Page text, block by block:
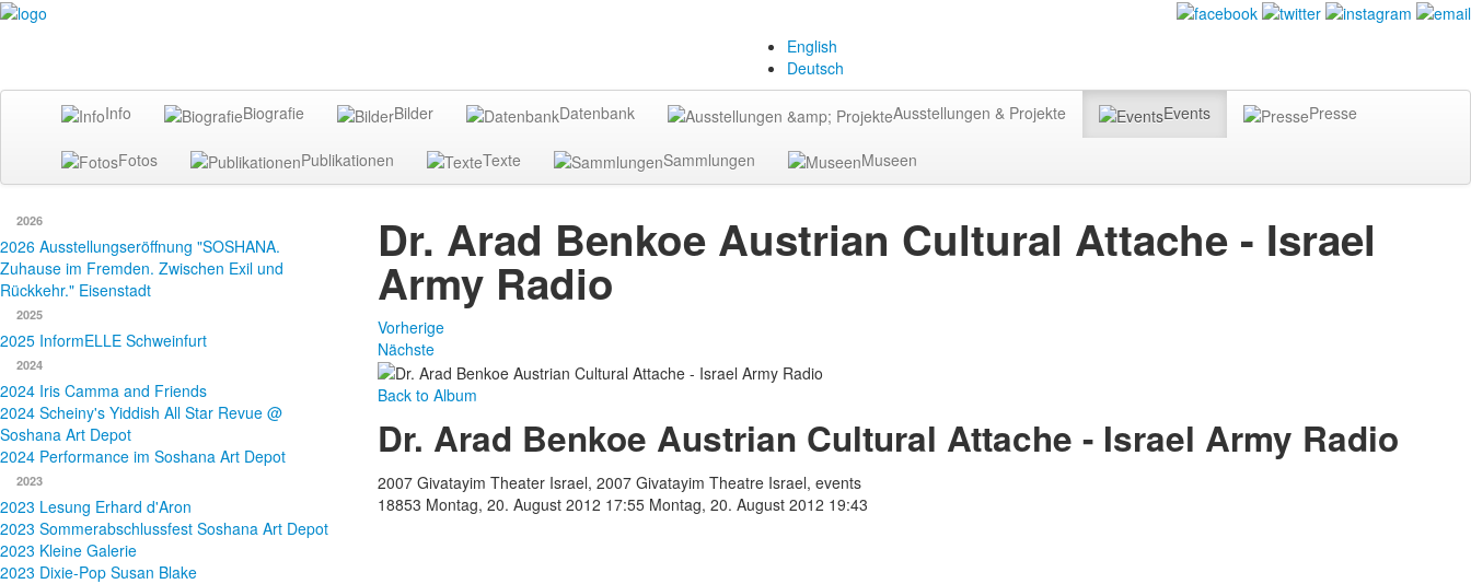
English
Deutsch
Info Biografie Bilder Datenbank Ausstellungen & Projekte Events Presse
Fotos Publikationen Texte Sammlungen Museen
2026
2026 Ausstellungseröffnung "SOSHANA.
Zuhause im Fremden. Zwischen Exil und
Rückkehr." Eisenstadt
2025
2025 InformELLE Schweinfurt
2024
2024 Iris Camma and Friends
2024 Scheiny's Yiddish All Star Revue @
Soshana Art Depot
2024 Performance im Soshana Art Depot
2023
2023 Lesung Erhard d'Aron
2023 Sommerabschlussfest Soshana Art Depot
2023 Kleine Galerie
2023 Dixie-Pop Susan Blake
Dr. Arad Benkoe Austrian Cultural Attache - Israel
Army Radio
Vorherige
Nächste
Back to Album
Dr. Arad Benkoe Austrian Cultural Attache - Israel Army Radio
2007 Givatayim Theater Israel, 2007 Givatayim Theatre Israel, events
18853 Montag, 20. August 2012 17:55 Montag, 20. August 2012 19:43